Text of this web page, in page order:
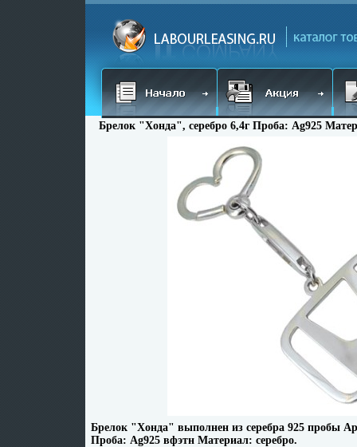
Брелок "Хонда", серебро 6,4г Проба: Ag925
Брелок "Хонда" выполнен из серебра 925 пробы
Проба: Ag925 вфэтн Материал: серебро.